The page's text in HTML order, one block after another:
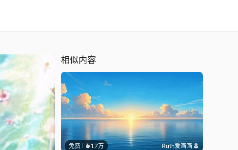
相似内容
免费 1.7万 Ruth爱画画